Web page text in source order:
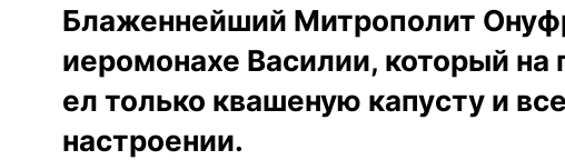
Блаженнейший Митрополит
иеромонахе Василии, который на
ел только квашеную капусту и
настроении.